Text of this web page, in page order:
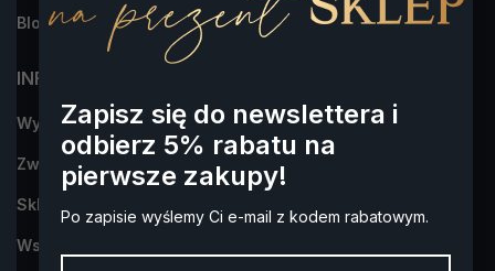
Zapisz się do newslettera i
odbierz 5% rabatu na
pierwsze zakupy!
Po zapisie wyślemy Ci e-mail z kodem rabatowym.
Blog
INFORMACJA
Wysyłka i płatności
Zwroty i reklamacje
Sklep Alkohol na Prezent- dowiedz się więcej o nas
Współpraca